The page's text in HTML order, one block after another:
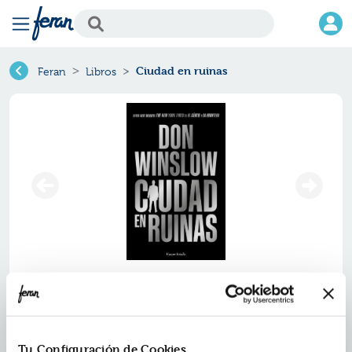
Feran Libros Ciudad en ruinas
Ciudad en ruinas
ISBN: 9788410644052